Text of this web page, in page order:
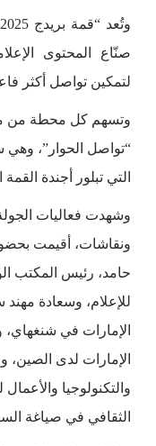
صنّاع المحتوى
لتمكين تواصل أكثر
وتسهم كل محطة من
“تواصل الحوار”، وهي
التي تبلور أجندة القمة
وشهدت فعاليات
ونقاشات، أقيمت
حامد، رئيس المكتب
للإعلام، وسعادة مهند
الإمارات في
الإمارات لدى الصين،
والتكنولوجيا
الثقافي في صياغة